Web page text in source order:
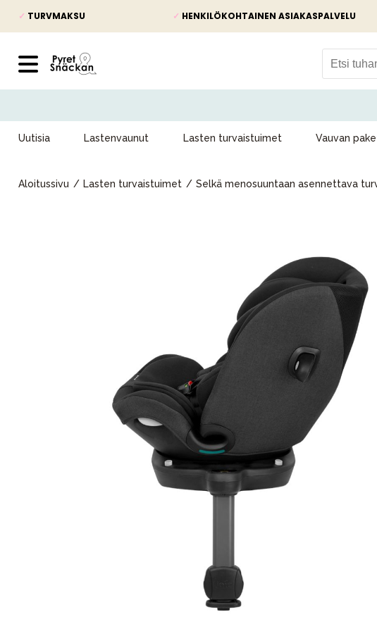
✓ TURVMAKSU ✓ HENKILÖKOHTAINEN ASIAKASPALVELU
Uutisia Lastenvaunut Lasten turvaistuimet Vauvan
Aloitussivu Lasten turvaistuimet Selkä menosuuntaan asennettava